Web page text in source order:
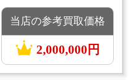
当店の参考買取価格
2,000,000円